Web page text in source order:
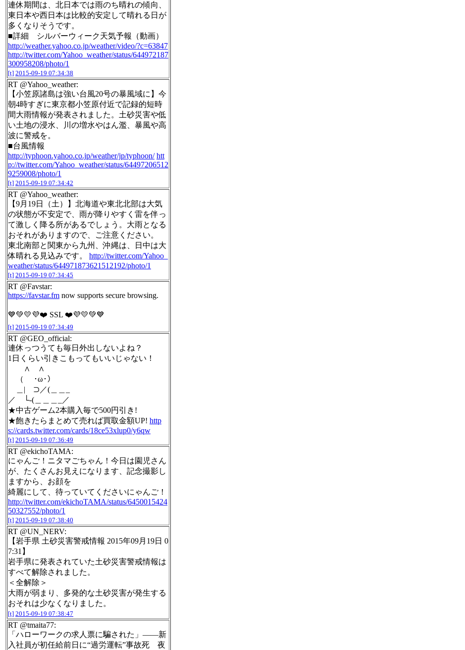
連休期間は、北日本では雨のち晴れの傾向、
東日本や西日本は比較的安定して晴れる日が
多くなりそうです。
■詳細 シルバーウィーク天気予報（動画）
http://weather.yahoo.co.jp/weather/video/?c=63847
http://twitter.com/Yahoo_weather/status/644972187
300958208/photo/1
[t] 2015-09-19 07:34:38
RT @Yahoo_weather:
【小笠原諸島は強い台風20号の暴風域に】今
朝4時すぎに東京都小笠原付近で記録的短時
間大雨情報が発表されました。土砂災害や低
い土地の浸水、川の増水やはん濫、暴風や高
波に警戒を。
■台風情報
http://typhoon.yahoo.co.jp/weather/jp/typhoon/ htt
p://twitter.com/Yahoo_weather/status/64497206512
9259008/photo/1
[t] 2015-09-19 07:34:42
RT @Yahoo_weather:
【9月19日（土）】北海道や東北北部は大気
の状態が不安定で、雨が降りやすく雷を伴っ
て激しく降る所があるでしょう。大雨となる
おそれがありますので、ご注意ください。
東北南部と関東から九州、沖縄は、日中は大
体晴れる見込みです。 http://twitter.com/Yahoo_
weather/status/644971873621512192/photo/1
[t] 2015-09-19 07:34:45
RT @Favstar:
https://favstar.fm now supports secure browsing.
💙💚💛💜❤️ SSL ❤️💜💛💚💙
[t] 2015-09-19 07:34:49
RT @GEO_official:
連休っつうても毎日外出しないよね？
1日くらい引きこもってもいいじゃない！
∧ ∧
（ ･ω･）
＿| ⊃／(＿＿_
／ └-(＿＿＿_／
★中古ゲーム2本購入毎で500円引き!
★飽きたらまとめて売れば買取金額UP! http
s://cards.twitter.com/cards/18ce53xlup0/y6qw
[t] 2015-09-19 07:36:49
RT @ekichoTAMA:
にゃんご！ニタマごちゃん！今日は園児さん
が、たくさんお見えになります、記念撮影し
ますから、お顔を
綺麗にして、待っていてくださいにゃんご！
http://twitter.com/ekichoTAMA/status/6450015424
50327552/photo/1
[t] 2015-09-19 07:38:40
RT @UN_NERV:
【岩手県 土砂災害警戒情報 2015年09月19日 0
7:31】
岩手県に発表されていた土砂災害警戒情報は
すべて解除されました。
＜全解除＞
大雨が弱まり、多発的な土砂災害が発生する
おそれは少なくなりました。
[t] 2015-09-19 07:38:47
RT @tmaita77:
「ハローワークの求人票に騙された」――新
入社員が初任給前日に“過労運転”事故死 夜